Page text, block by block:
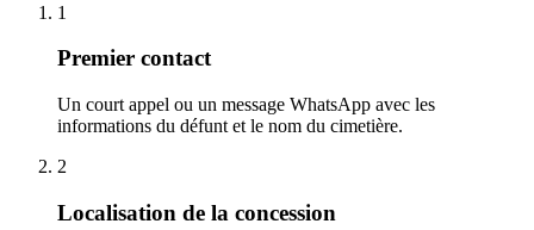
1
Premier contact
Un court appel ou un message WhatsApp avec les
informations du défunt et le nom du cimetière.
2
Localisation de la concession